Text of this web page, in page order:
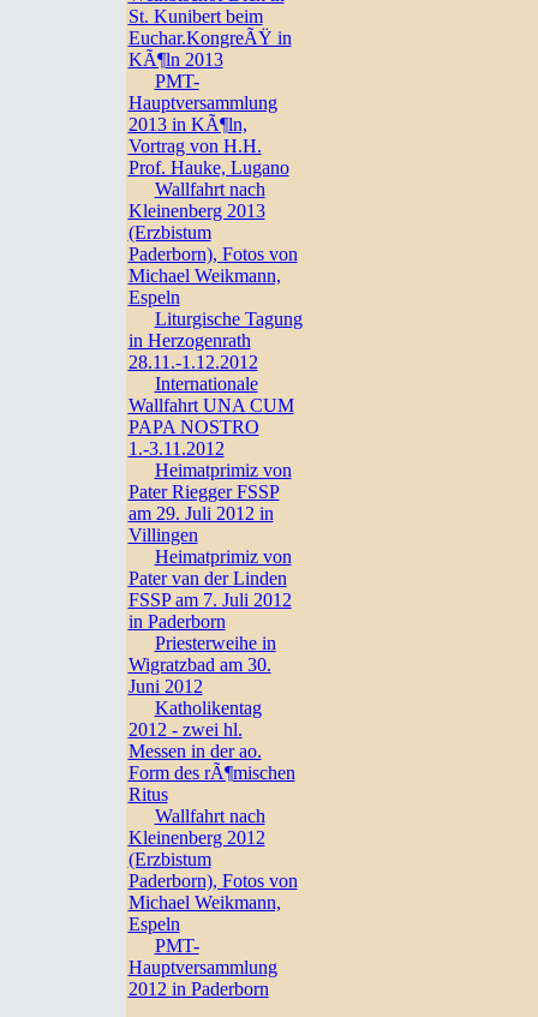
St. Kunibert beim
Euchar.KongreÃŸ in
KÃ¶ln 2013
PMT-
Hauptversammlung
2013 in KÃ¶ln,
Vortrag von H.H.
Prof. Hauke, Lugano
Wallfahrt nach
Kleinenberg 2013
(Erzbistum
Paderborn), Fotos von
Michael Weikmann,
Espeln
Liturgische Tagung
in Herzogenrath
28.11.-1.12.2012
Internationale
Wallfahrt UNA CUM
PAPA NOSTRO
1.-3.11.2012
Heimatprimiz von
Pater Riegger FSSP
am 29. Juli 2012 in
Villingen
Heimatprimiz von
Pater van der Linden
FSSP am 7. Juli 2012
in Paderborn
Priesterweihe in
Wigratzbad am 30.
Juni 2012
Katholikentag
2012 - zwei hl.
Messen in der ao.
Form des rÃ¶mischen
Ritus
Wallfahrt nach
Kleinenberg 2012
(Erzbistum
Paderborn), Fotos von
Michael Weikmann,
Espeln
PMT-
Hauptversammlung
2012 in Paderborn